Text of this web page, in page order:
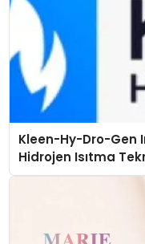
Kleen-Hy-Dro-Gen
Hidrojen Isıtma
Düzenleyici